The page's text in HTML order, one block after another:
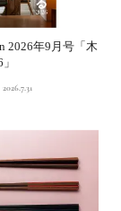
2026年9月号「木
2026.7.31